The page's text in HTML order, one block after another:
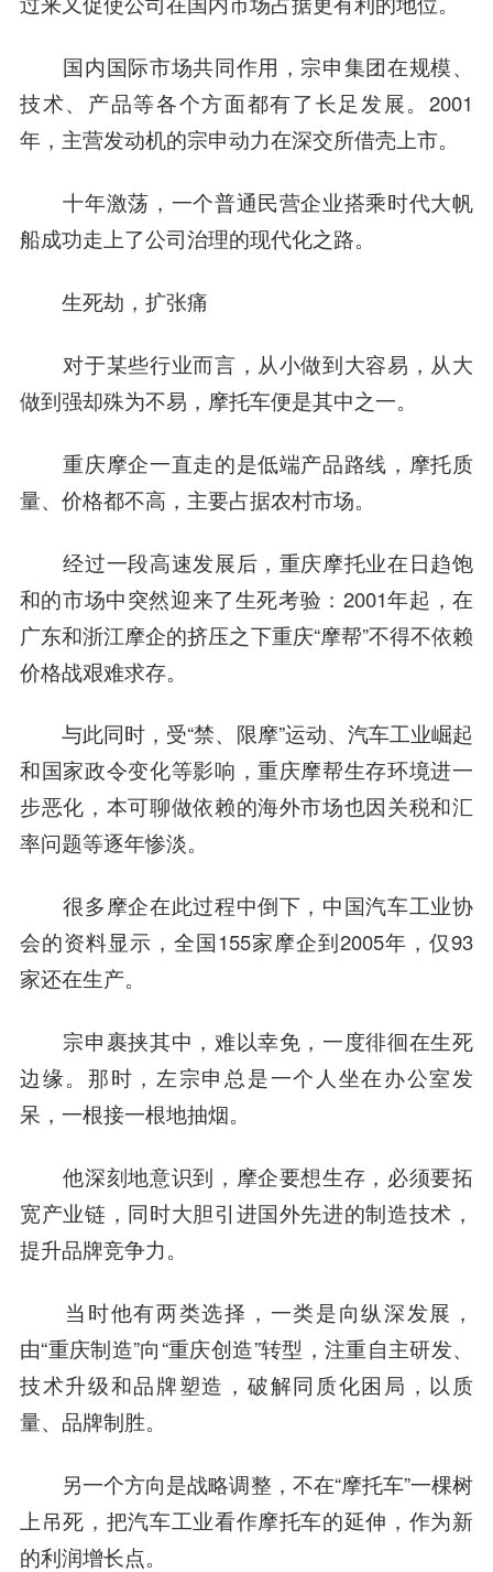
国内国际市场共同作用，宗申集团在规模、
技术、产品等各个方面都有了长足发展。2001
年，主营发动机的宗申动力在深交所借壳上市。
十年激荡，一个普通民营企业搭乘时代大帆
船成功走上了公司治理的现代化之路。
生死劫，扩张痛
对于某些行业而言，从小做到大容易，从大
做到强却殊为不易，摩托车便是其中之一。
重庆摩企一直走的是低端产品路线，摩托质
量、价格都不高，主要占据农村市场。
经过一段高速发展后，重庆摩托业在日趋饱
和的市场中突然迎来了生死考验：2001年起，在
广东和浙江摩企的挤压之下重庆“摩帮”不得不依赖
价格战艰难求存。
与此同时，受“禁、限摩”运动、汽车工业崛起
和国家政令变化等影响，重庆摩帮生存环境进一
步恶化，本可聊做依赖的海外市场也因关税和汇
率问题等逐年惨淡。
很多摩企在此过程中倒下，中国汽车工业协
会的资料显示，全国155家摩企到2005年，仅93
家还在生产。
宗申裹挟其中，难以幸免，一度徘徊在生死
边缘。那时，左宗申总是一个人坐在办公室发
呆，一根接一根地抽烟。
他深刻地意识到，摩企要想生存，必须要拓
宽产业链，同时大胆引进国外先进的制造技术，
提升品牌竞争力。
当时他有两类选择，一类是向纵深发展，
由“重庆制造”向“重庆创造”转型，注重自主研发、
技术升级和品牌塑造，破解同质化困局，以质
量、品牌制胜。
另一个方向是战略调整，不在“摩托车”一棵树
上吊死，把汽车工业看作摩托车的延伸，作为新
的利润增长点。